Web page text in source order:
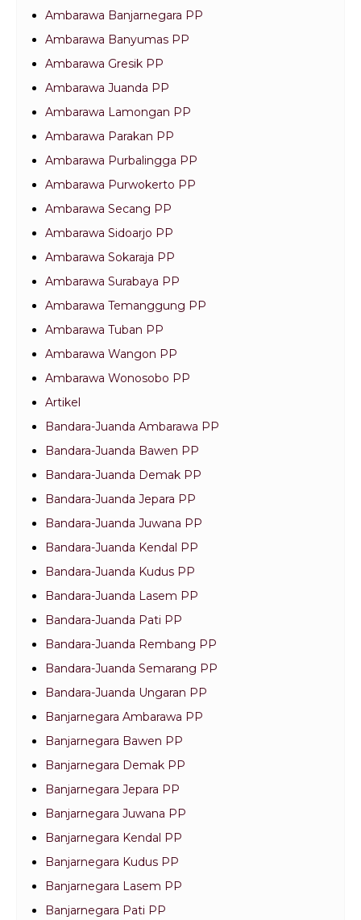
Ambarawa Banjarnegara PP
Ambarawa Banyumas PP
Ambarawa Gresik PP
Ambarawa Juanda PP
Ambarawa Lamongan PP
Ambarawa Parakan PP
Ambarawa Purbalingga PP
Ambarawa Purwokerto PP
Ambarawa Secang PP
Ambarawa Sidoarjo PP
Ambarawa Sokaraja PP
Ambarawa Surabaya PP
Ambarawa Temanggung PP
Ambarawa Tuban PP
Ambarawa Wangon PP
Ambarawa Wonosobo PP
Artikel
Bandara-Juanda Ambarawa PP
Bandara-Juanda Bawen PP
Bandara-Juanda Demak PP
Bandara-Juanda Jepara PP
Bandara-Juanda Juwana PP
Bandara-Juanda Kendal PP
Bandara-Juanda Kudus PP
Bandara-Juanda Lasem PP
Bandara-Juanda Pati PP
Bandara-Juanda Rembang PP
Bandara-Juanda Semarang PP
Bandara-Juanda Ungaran PP
Banjarnegara Ambarawa PP
Banjarnegara Bawen PP
Banjarnegara Demak PP
Banjarnegara Jepara PP
Banjarnegara Juwana PP
Banjarnegara Kendal PP
Banjarnegara Kudus PP
Banjarnegara Lasem PP
Banjarnegara Pati PP